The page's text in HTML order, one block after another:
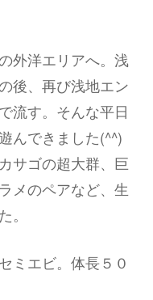
外洋エリアへ。浅
後、再び浅地エン
流す。そんな平日
んできました(^^)
サゴの超大群、巨
メのペアなど、生
。
ミエビ。体長５０